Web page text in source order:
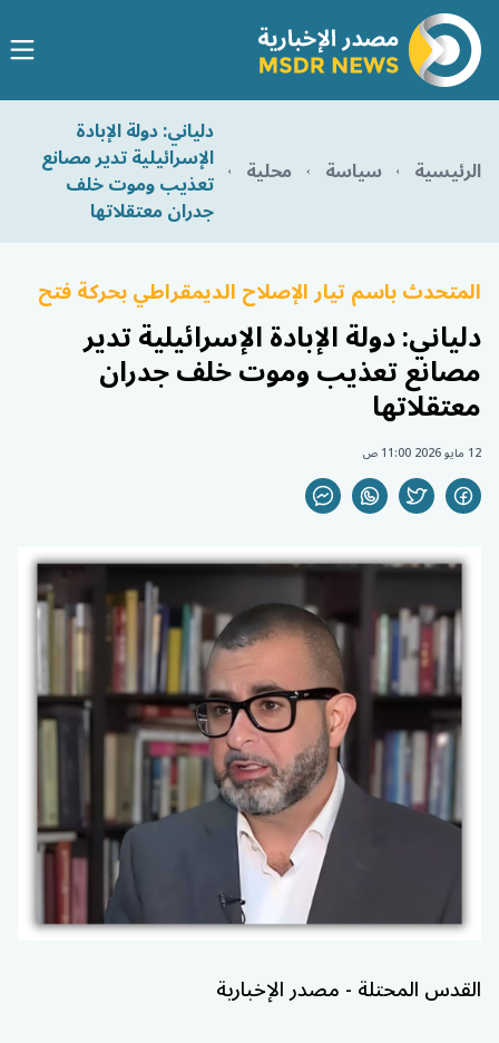
الرئيسية سياسة محلية
دلياني: دولة الإبادة
الإسرائيلية تدير مصانع
تعذيب وموت خلف
جدران معتقلاتها
المتحدث باسم تيار الإصلاح الديمقراطي بحركة فتح
دلياني: دولة الإبادة الإسرائيلية تدير
مصانع تعذيب وموت خلف جدران
معتقلاتها
12 مايو 2026 11:00 ص
القدس المحتلة - مصدر الإخبارية